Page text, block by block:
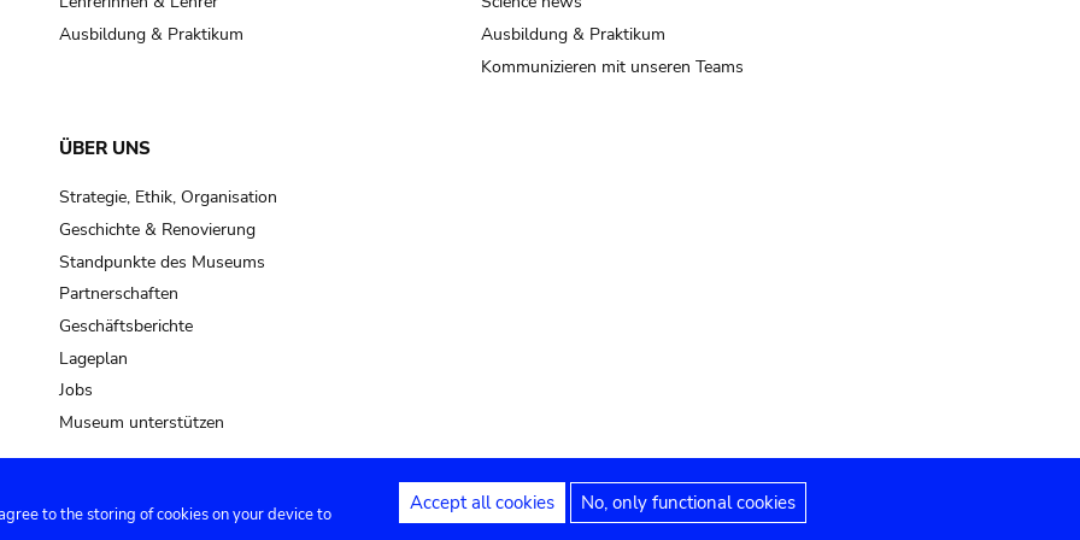
Ausbildung & Praktikum
Ausbildung & Praktikum
Kommunizieren mit unseren Teams
ÜBER UNS
Strategie, Ethik, Organisation
Geschichte & Renovierung
Standpunkte des Museums
Partnerschaften
Geschäftsberichte
Lageplan
Jobs
Museum unterstützen
Privacy settings Rechtliche Hinweise Erklärung zur Barrierefreiheit
to the storing of cookies on your device to
Accept all cookies No, only functional cookies